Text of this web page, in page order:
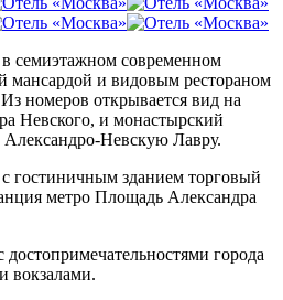
в семиэтажном современном
мансардой и видовым рестораном
номеров открывается вид на
Невского, и монастырский
Александро-Невскую Лавру.
гостиничным зданием торговый
метро Площадь Александра
города
вокзалами.